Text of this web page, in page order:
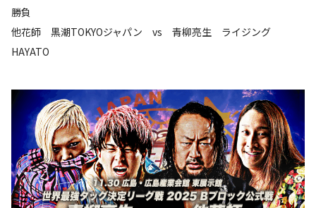
勝負
他花師 黒潮TOKYOジャパン vs 青柳亮生 ライジング
HAYATO